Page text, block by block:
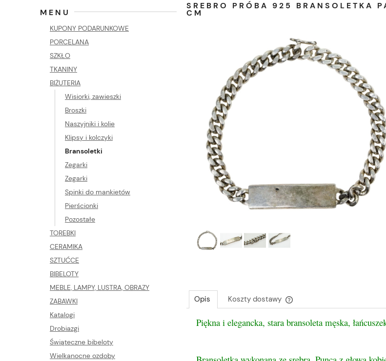
MENU
KUPONY PODARUNKOWE
PORCELANA
SZKŁO
TKANINY
BIŻUTERIA
Wisiorki, zawieszki
Broszki
Naszyjniki i kolie
Klipsy i kolczyki
Bransoletki
Zegarki
Zegarki
Spinki do mankietów
Pierścionki
Pozostałe
TOREBKI
CERAMIKA
SZTUĆCE
BIBELOTY
MEBLE, LAMPY, LUSTRA, OBRAZY
ZABAWKI
Katalogi
Drobiazgi
Świąteczne bibeloty
Wielkanocne ozdoby
SREBRO PRÓBA 925 BRANSOLETKA
CM
Opis Koszty dostawy
Cena nie zawiera ewentualnych
Piękna i elegancka, stara bransoleta męska,